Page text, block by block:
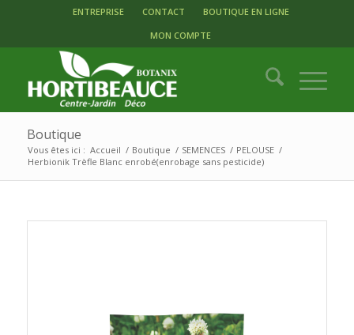
ENTREPRISE CONTACT
BOUTIQUE EN LIGNE
MON COMPTE
Boutique
Vous êtes ici : Accueil / Boutique / SEMENCES / PELOUSE /
Herbionik Trèfle Blanc enrobé(enrobage sans pesticide)